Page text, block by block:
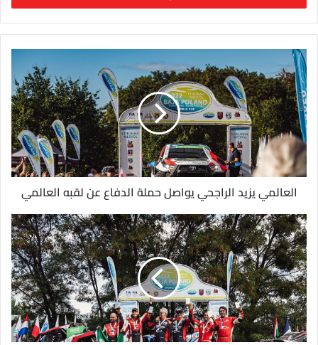
ب
ر
ي
د
ك
ا
ل
إ
ل
ك
ت
ر
ي
العالمي يزيد الراجحي يواصل حملة الدفاع عن لقبه العالمي